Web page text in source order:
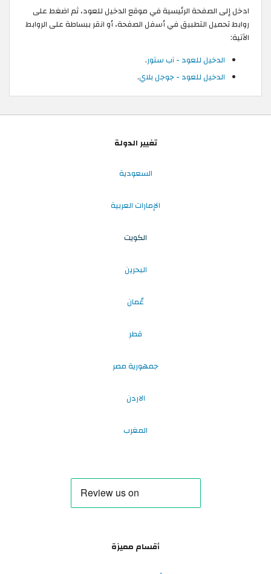
ادخل إلى الصفحة الرئيسية في موقع الدخيل للعود، ثم اضغط على
روابط تحميل التطبيق في أسفل الصفحة، أو انقر ببساطة على الروابط
الآتية:
الدخيل للعود - آب ستور.
الدخيل للعود - جوجل بلاي.
تغيير الدولة
السعودية
الإمارات العربية
الكويت
البحرين
عُمان
قطر
جمهورية مصر
الاردن
المغرب
أقسام مميزة